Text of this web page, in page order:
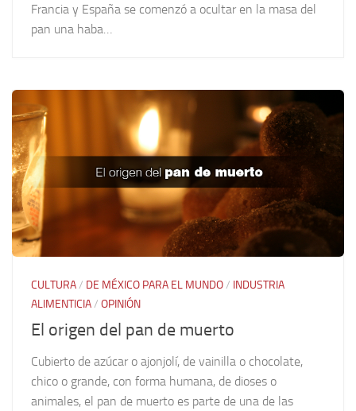
Francia y España se comenzó a ocultar en la masa del
pan una haba…
CULTURA/ DE MÉXICO PARA EL MUNDO/ INDUSTRIA
ALIMENTICIA/ OPINIÓN
El origen del pan de muerto
Cubierto de azúcar o ajonjolí, de vainilla o chocolate,
chico o grande, con forma humana, de dioses o
animales, el pan de muerto es parte de una de las